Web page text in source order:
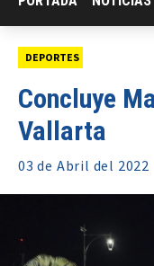
DEPORTES
Concluye
Vallarta
03 de Abril del 2022